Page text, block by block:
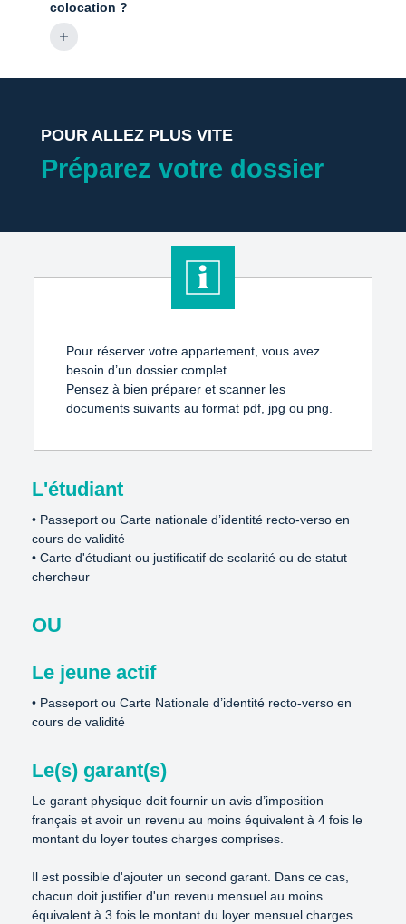
colocation ?
POUR ALLEZ PLUS VITE
Préparez votre dossier
Pour réserver votre appartement, vous avez
besoin d’un dossier complet.
Pensez à bien préparer et scanner les
documents suivants au format pdf, jpg ou png.
L'étudiant
• Passeport ou Carte nationale d’identité recto-verso en
cours de validité
• Carte d'étudiant ou justificatif de scolarité ou de statut
chercheur
OU
Le jeune actif
• Passeport ou Carte Nationale d’identité recto-verso en
cours de validité
Le(s) garant(s)
Le garant physique doit fournir un avis d’imposition
français et avoir un revenu au moins équivalent à 4 fois le
montant du loyer toutes charges comprises.
Il est possible d'ajouter un second garant. Dans ce cas,
chacun doit justifier d'un revenu mensuel au moins
équivalent à 3 fois le montant du loyer mensuel charges